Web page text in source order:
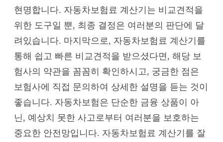
현명합니다. 자동차보험료 계산기는 비교견적을
위한 도구일 뿐, 최종 결정은 여러분의 판단에 달
려있습니다. 마지막으로, 자동차보험료 계산기를
통해 쉽고 빠른 비교견적을 받으셨다면, 해당 보
험사의 약관을 꼼꼼히 확인하시고, 궁금한 점은
보험사에 직접 문의하여 상세한 설명을 듣는 것이
좋습니다. 자동차보험은 단순한 금융 상품이 아
닌, 예상치 못한 사고로부터 여러분을 보호하는
중요한 안전망입니다. 자동차보험료 계산기를 잘